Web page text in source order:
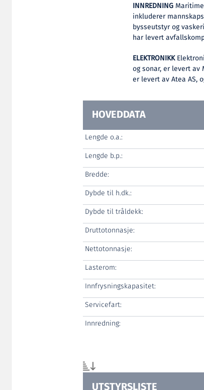
INNREDNING
inkluderer
bysseutstyr og
har levert
ELEKTRONIKK
og sonar, er levert av
er levert av Atea AS,
HOVEDDATA
Lengde o.a.:
Lengde b.p.:
Bredde:
Dybde til h.dk.:
Dybde til tråldekk:
Druttotonnasje:
Nettotonnasje:
Lasterom:
Innfrysningskapasitet:
Servicefart:
Innredning: